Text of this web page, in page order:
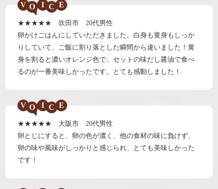
V I E
★★★★★ 吹田市 20代男性
卵かけごはんにしていただきました。白身も黄身もしっか
りしていて、ご飯に割り落とした瞬間から違いました！黄
身を割ると濃いオレンジ色で、セットの味だし醤油で食べ
るのが一番美味しかったです。とても感動しました！
V I E
★★★★★ 大阪市 20代男性
卵とじにすると、卵の色が濃く、他の食材の味に負けず、
卵の味や風味がしっかりと感じられ、とても美味しかった
です！